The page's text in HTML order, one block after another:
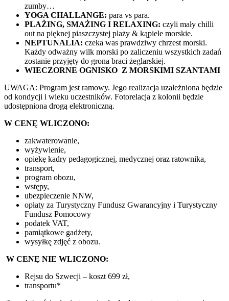
zumby…
YOGA CHALLANGE: para vs para.
PLAŻING, SMAŻING I RELAXING: czyli mały chilli
out na pięknej piaszczystej plaży & kąpiele morskie.
NEPTUNALIA: czeka was prawdziwy chrzest morski.
Każdy odważny wilk morski po zaliczeniu wszystkich zadań
zostanie przyjęty do grona braci żeglarskiej.
WIECZORNE OGNISKO Z MORSKIMI SZANTAMI
UWAGA: Program jest ramowy. Jego realizacja uzależniona będzie
od kondycji i wieku uczestników. Fotorelacja z kolonii będzie
udostępniona drogą elektroniczną.
W CENĘ WLICZONO:
zakwaterowanie,
wyżywienie,
opiekę kadry pedagogicznej, medycznej oraz ratownika,
transport,
program obozu,
wstępy,
ubezpieczenie NNW,
opłaty za Turystyczny Fundusz Gwarancyjny i Turystyczny
Fundusz Pomocowy
podatek VAT,
pamiątkowe gadżety,
wysyłkę zdjęć z obozu.
W CENĘ NIE WLICZONO:
Rejsu do Szwecji – koszt 699 zł,
transportu*